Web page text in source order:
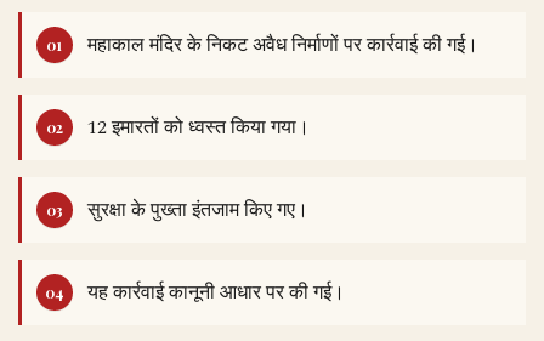
महाकाल मंदिर के निकट अवैध निर्माणों पर कार्रवाई की गई।
12 इमारतों को ध्वस्त किया गया।
सुरक्षा के पुख्ता इंतजाम किए गए।
यह कार्रवाई कानूनी आधार पर की गई।